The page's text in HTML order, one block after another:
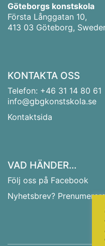
Göteborgs konstskola
Första Långgatan 10,
413 03 Göteborg,
KONTAKTA OSS
Telefon: +46 31 14 80 61
info@gbgkonstskola.se
Kontaktsida
VAD HÄNDER…
Följ oss på Facebook
Nyhetsbrev?